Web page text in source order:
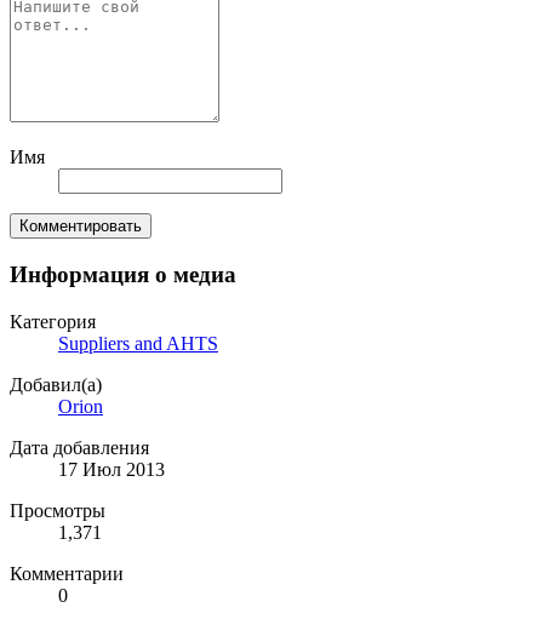
Имя
Комментировать
Информация о медиа
Категория
Suppliers and AHTS
Добавил(а)
Orion
Дата добавления
17 Июл 2013
Просмотры
1,371
Комментарии
0